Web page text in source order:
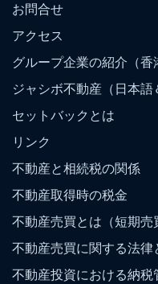
お問合せ
アクセス
グループ企業の紹介（香
ジャシボ不動産（日本
セットバックとは
リンク
不動産と相続税の関係
不動産取得時の税金
不動産売買とは（短期売
不動産売買に関する法律
不動産投資における納税